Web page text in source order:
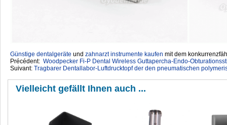
Günstige dentalgeräte ‎ und zahnarzt instrumente kaufen mit dem
Précédent: Woodpecker Fi-P Dental Wireless Guttapercha-Endo-
Suivant: Tragbarer Dentallabor-Luftdrucktopf der den pneumatischen
Vielleicht gefällt Ihnen auch ...